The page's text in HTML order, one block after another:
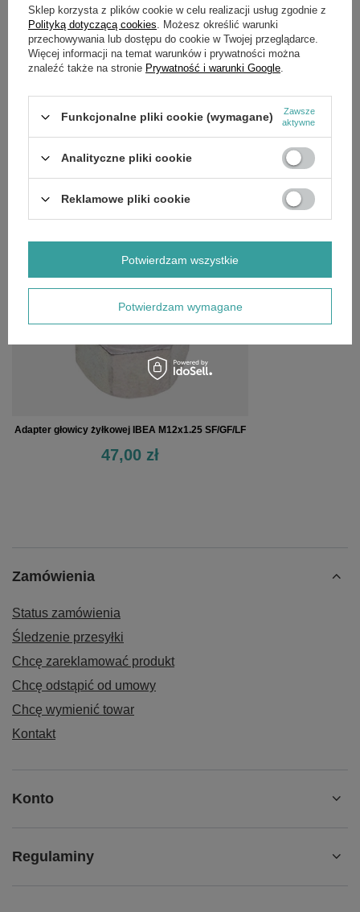
OPIS
SZCZEGÓŁOWE DANE
OPINIE (0)
Adapter głowicy żyłkowej IBEA M12x1.25 SF/GF/LF
47,00 zł
Zamówienia
Status zamówienia
Śledzenie przesyłki
Chcę zareklamować produkt
Chcę odstąpić od umowy
Chcę wymienić towar
Kontakt
Konto
Regulaminy
Sklep korzysta z plików cookie w celu realizacji usług zgodnie z
Polityką dotyczącą cookies . Możesz określić warunki
przechowywania lub dostępu do cookie w Twojej przeglądarce.
Więcej informacji na temat warunków i prywatności można
znaleźć także na stronie Prywatność i warunki Google
Funkcjonalne pliki cookie (wymagane)
Zawsze
aktywne
Analityczne pliki cookie
Reklamowe pliki cookie
Potwierdzam wymagane
Potwierdzam wszystkie